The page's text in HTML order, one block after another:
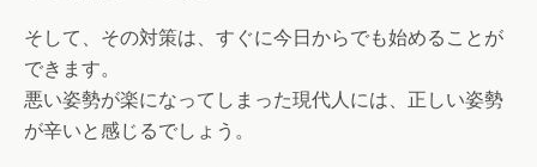
そして、その対策は、すぐに今日からでも始めることが
できます。
悪い姿勢が楽になってしまった現代人には、正しい姿勢
が辛いと感じるでしょう。